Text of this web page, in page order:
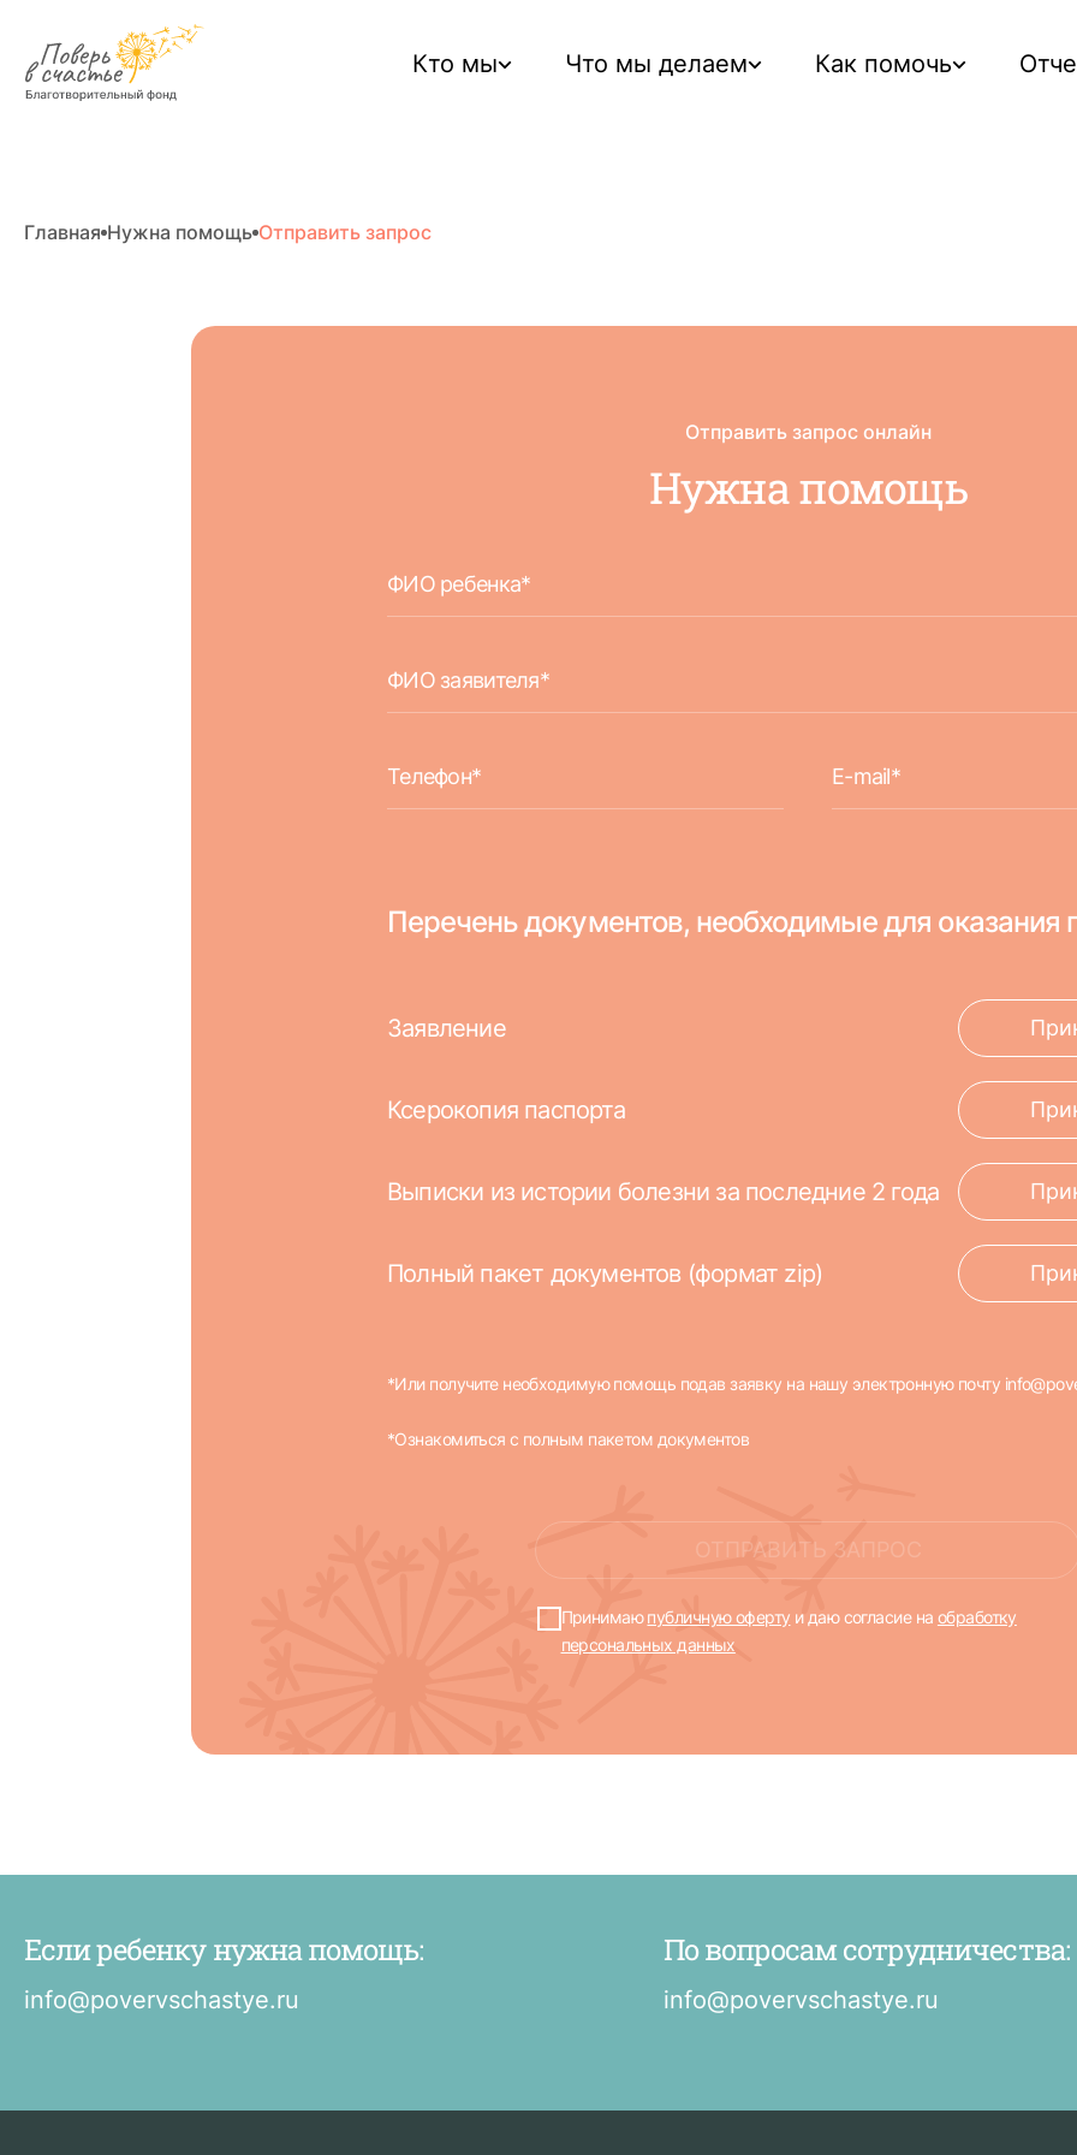
Кто мы Что мы делаем Как помочь
Главная Нужна помощь Отправить запрос
Отправить запрос онлайн
Нужна помощь
Перечень документов, необходимые для оказания
Заявление
Ксерокопия паспорта
Выписки из истории болезни за последние 2 года
Полный пакет документов (формат zip)
*Или получите необходимую помощь подав заявку на нашу электронную почту
*Ознакомиться с полным пакетом документов
ОТПРАВИТЬ ЗАПРОС
Принимаюпубличную оферту и даю согласие на обработку
персональных данных
помощь
Если ребенку нужна помощь:
info@povervschastye.ru
По вопросам сотрудничества:
info@povervschastye.ru